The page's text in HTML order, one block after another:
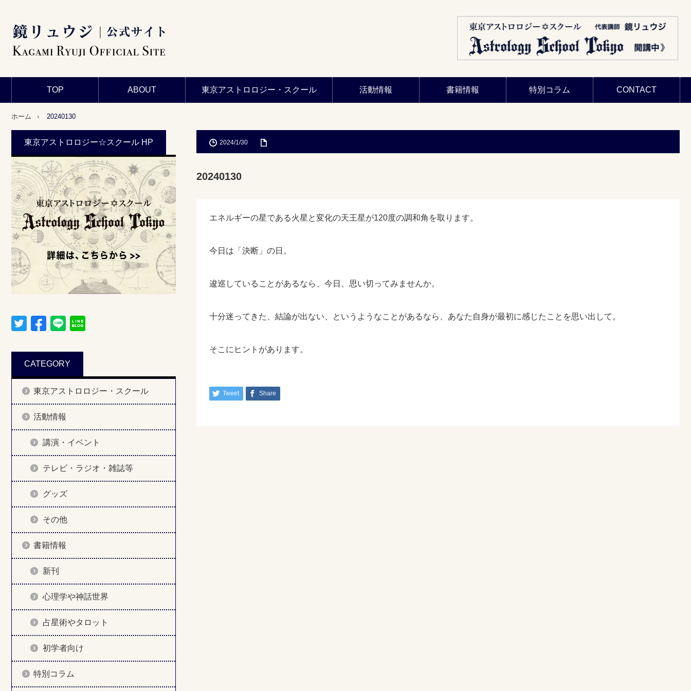
TOP ABOUT 東京アストロロジー・スクール 活動情報 書籍情報 特別コラム CONTACT
ホーム 20240130
2024/1/30
20240130
エネルギーの星である火星と変化の天王星が120度の調和角を取ります。
今日は「決断」の日。
逡巡していることがあるなら、今日、思い切ってみませんか。
十分迷ってきた、結論が出ない、というようなことがあるなら、あなた自身が最初に感じたことを思い出して。
そこにヒントがあります。
Tweet Share
東京アストロロジー☆スクール HP
CATEGORY
東京アストロロジー・スクール
活動情報
講演・イベント
テレビ・ラジオ・雑誌等
グッズ
その他
書籍情報
新刊
心理学や神話世界
占星術やタロット
初学者向け
特別コラム